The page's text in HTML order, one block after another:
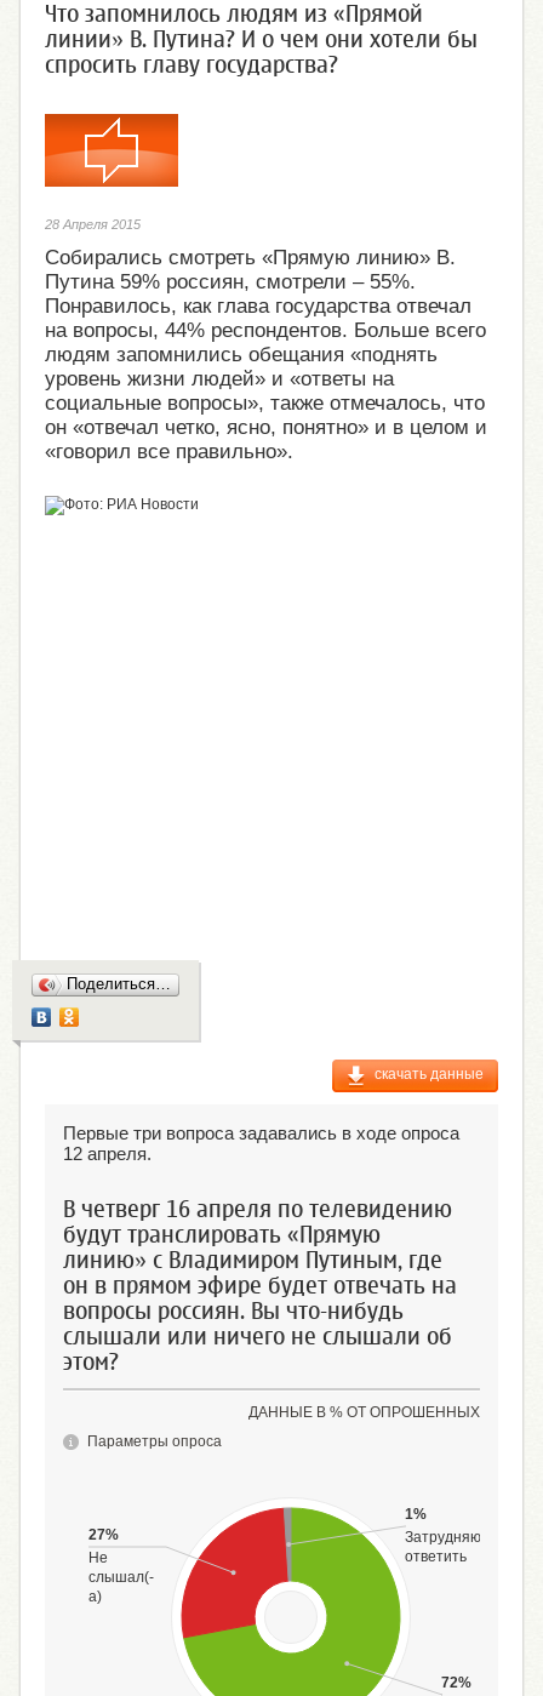
Что запомнилось людям из «Прямой
линии» В. Путина? И о чем они хотели бы
спросить главу государства?
28 Апреля 2015
Собирались смотреть «Прямую линию» В.
Путина 59% россиян, смотрели – 55%.
Понравилось, как глава государства отвечал
на вопросы, 44% респондентов. Больше всего
людям запомнились обещания «поднять
уровень жизни людей» и «ответы на
социальные вопросы», также отмечалось, что
он «отвечал четко, ясно, понятно» и в целом и
«говорил все правильно».
скачать данные
Первые три вопроса задавались в ходе опроса
12 апреля.
В четверг 16 апреля по телевидению
будут транслировать «Прямую
линию» с Владимиром Путиным, где
он в прямом эфире будет отвечать на
вопросы россиян. Вы что-нибудь
слышали или ничего не слышали об
этом?
ДАННЫЕ В % ОТ ОПРОШЕННЫХ
Параметры опроса
72%
27%
Не
слышал(-
а)
1%
Затрудняюсь
ответить
Поделиться…